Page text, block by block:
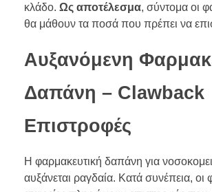
κλάδο. Ως αποτέλεσμα, σύντομα οι
θα μάθουν τα ποσά που πρέπει να
Αυξανόμενη
Δαπάνη – Clawback
Επιστροφές
Η φαρμακευτική δαπάνη για
αυξάνεται ραγδαία. Κατά συνέπεια, οι